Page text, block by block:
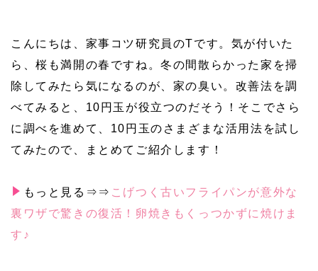
こんにちは、家事コツ研究員のTです。気が付いた
ら、桜も満開の春ですね。冬の間散らかった家を掃
除してみたら気になるのが、家の臭い。改善法を調
べてみると、10円玉が役立つのだそう！そこでさら
に調べを進めて、10円玉のさまざまな活用法を試し
てみたので、まとめてご紹介します！
もっと見る⇒⇒ こげつく古いフライパンが意外な
裏ワザで驚きの復活！卵焼きもくっつかずに焼けま
す♪